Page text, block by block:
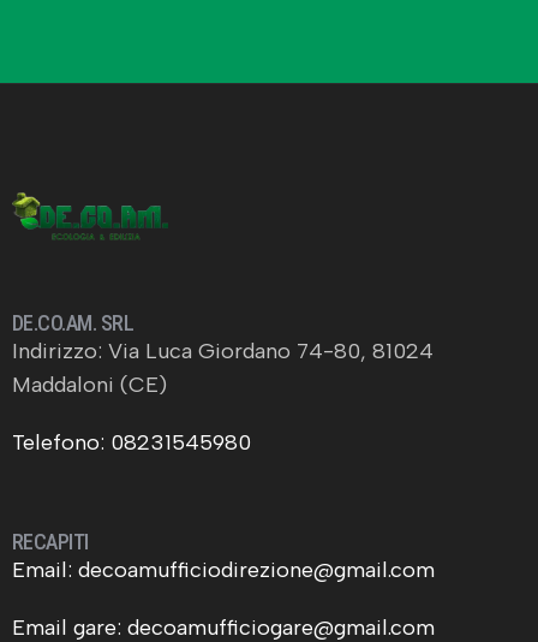
DE.CO.AM. SRL
Indirizzo: Via Luca Giordano 74-80, 81024
Maddaloni (CE)
Telefono: 08231545980
RECAPITI
Email: decoamufficiodirezione@gmail.com
Email gare: decoamufficiogare@gmail.com